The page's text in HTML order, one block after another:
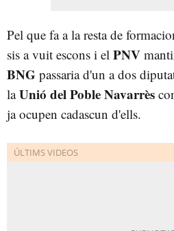
Pel que fa a la resta de
sis a vuit escons i el PNV
BNG passaria d'un a dos
laUnió del Poble Navarrès
ja ocupen cadascun d'ells.